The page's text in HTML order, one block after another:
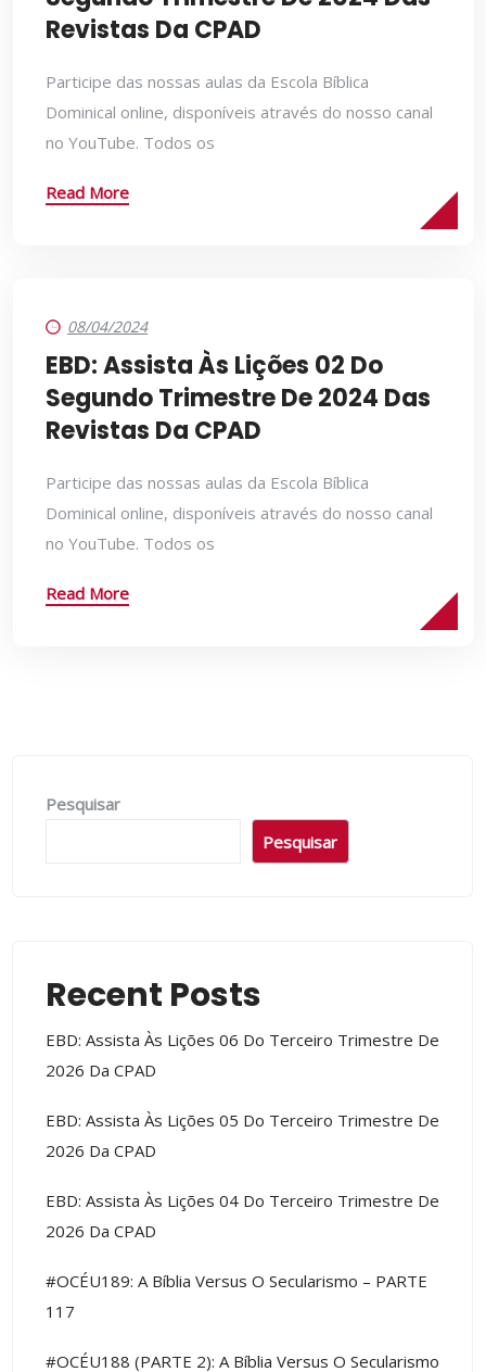
Revistas Da CPAD
Participe das nossas aulas da Escola Bíblica
Dominical online, disponíveis através do nosso canal
no YouTube. Todos os
Read More
08/04/2024
EBD: Assista Às Lições 02 Do
Segundo Trimestre De 2024 Das
Revistas Da CPAD
Participe das nossas aulas da Escola Bíblica
Dominical online, disponíveis através do nosso canal
no YouTube. Todos os
Read More
Pesquisar
Pesquisar
Recent Posts
EBD: Assista Às Lições 06 Do Terceiro Trimestre De
2026 Da CPAD
EBD: Assista Às Lições 05 Do Terceiro Trimestre De
2026 Da CPAD
EBD: Assista Às Lições 04 Do Terceiro Trimestre De
2026 Da CPAD
#OCÉU189: A Bíblia Versus O Secularismo – PARTE
117
#OCÉU188 (PARTE 2): A Bíblia Versus O Secularismo